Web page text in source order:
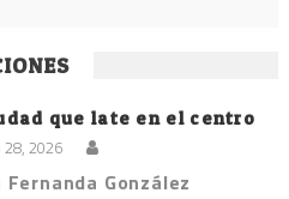
que late en el centro
2026
Fernanda González